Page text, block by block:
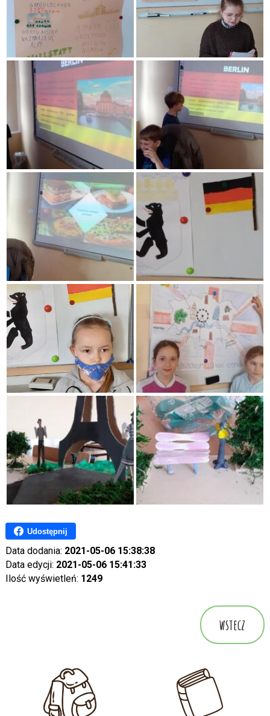
Udostępnij
Data dodania: 2021-05-06 15:38:38
Data edycji: 2021-05-06 15:41:33
Ilość wyświetleń: 1249
wstecz